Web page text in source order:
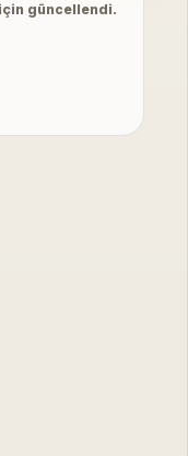
güncellendi.